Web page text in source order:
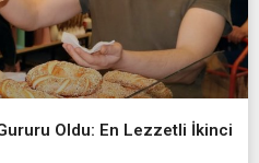
Oldu: En Lezzetli İkinci